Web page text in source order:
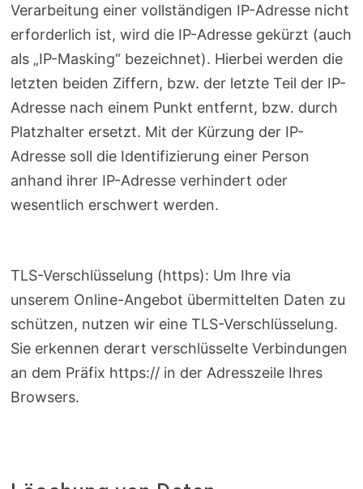
Verarbeitung einer vollständigen IP-Adresse nicht
erforderlich ist, wird die IP-Adresse gekürzt (auch
als „IP-Masking“ bezeichnet). Hierbei werden die
letzten beiden Ziffern, bzw. der letzte Teil der IP-
Adresse nach einem Punkt entfernt, bzw. durch
Platzhalter ersetzt. Mit der Kürzung der IP-
Adresse soll die Identifizierung einer Person
anhand ihrer IP-Adresse verhindert oder
wesentlich erschwert werden.
TLS-Verschlüsselung (https): Um Ihre via
unserem Online-Angebot übermittelten Daten zu
schützen, nutzen wir eine TLS-Verschlüsselung.
Sie erkennen derart verschlüsselte Verbindungen
an dem Präfix https:// in der Adresszeile Ihres
Browsers.